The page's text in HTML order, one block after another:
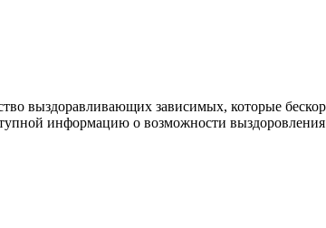
выздоравливающих зависимых, которые
информацию о возможности